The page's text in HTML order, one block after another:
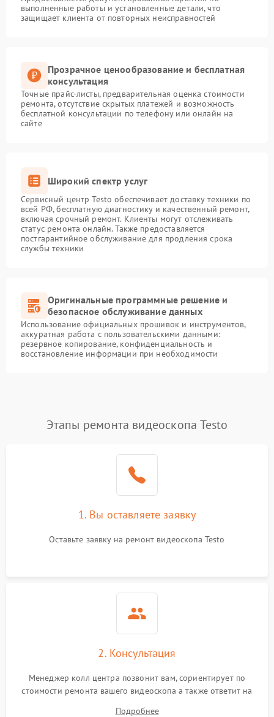
выполненные работы и установленные детали, что
защищает клиента от повторных неисправностей
Прозрачное ценообразование и бесплатная
консультация
Точные прайс-листы, предварительная оценка стоимости
ремонта, отсутствие скрытых платежей и возможность
бесплатной консультации по телефону или онлайн на
сайте
Широкий спектр услуг
Сервисный центр Testo обеспечивает доставку техники по
всей РФ, бесплатную диагностику и качественный ремонт,
включая срочный ремонт. Клиенты могут отслеживать
статус ремонта онлайн. Также предоставляется
постгарантийное обслуживание для продления срока
службы техники
Оригинальные программные решение и
безопасное обслуживание данных
Использование официальных прошивок и инструментов,
аккуратная работа с пользовательскими данными:
резервное копирование, конфиденциальность и
восстановление информации при необходимости
Этапы ремонта видеоскопа Testo
1. Вы оставляете заявку
Оставьте заявку на ремонт видеоскопа Testo
2. Консультация
Менеджер колл центра позвонит вам, сориентирует по
стоимости ремонта вашего видеоскопа а также ответит на
Подробнее